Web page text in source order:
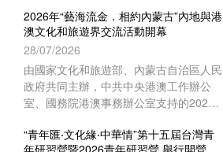
新篇。
梳理並活化澳門珍貴的歷史文化資源，建
構起承載小城歷史的大型文化資料庫。
“澳門記憶”即將踏入開站七周年，特以
“七載共話 聲影傳承”為主題，陸續推出一
系列涵蓋線上和線下的多元活動，誠邀市
民大眾共同參與，用不同視角與媒介，共
2026年“藝海流金．相約內蒙古”內地與港
澳文化和旅遊界交流活動開幕
28/07/2026
由國家文化和旅遊部、內蒙古自治區人民
政府共同主辦，中共中央港澳工作辦公
室、國務院港澳事務辦公室支持的2026
化和旅遊界交流活動於7月28日在內蒙古
“青年匯‧文化緣‧中華情”第十五屆台灣青
年研習營暨2026青年研習營 舉行開營儀